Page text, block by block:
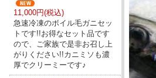
11,000円(税込)
急速冷凍のボイル毛ガニセッ
トです!!お得なセット品です
ので、ご家族で是非お召し上
がりください!!カニミソも濃
厚でクリーミーです♪